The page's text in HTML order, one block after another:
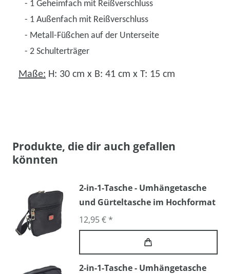
- 1 Geheimfach mit Reißverschluss
- 1 Außenfach mit Reißverschluss
- Metall-Füßchen auf der Unterseite
- 2 Schulterträger
Maße: H: 30 cm x B: 41 cm x T: 15 cm
Produkte, die dir auch gefallen
könnten
2-in-1-Tasche - Umhängetasche
und Gürteltasche im Hochformat
12,95 € *
2-in-1-Tasche - Umhängetasche